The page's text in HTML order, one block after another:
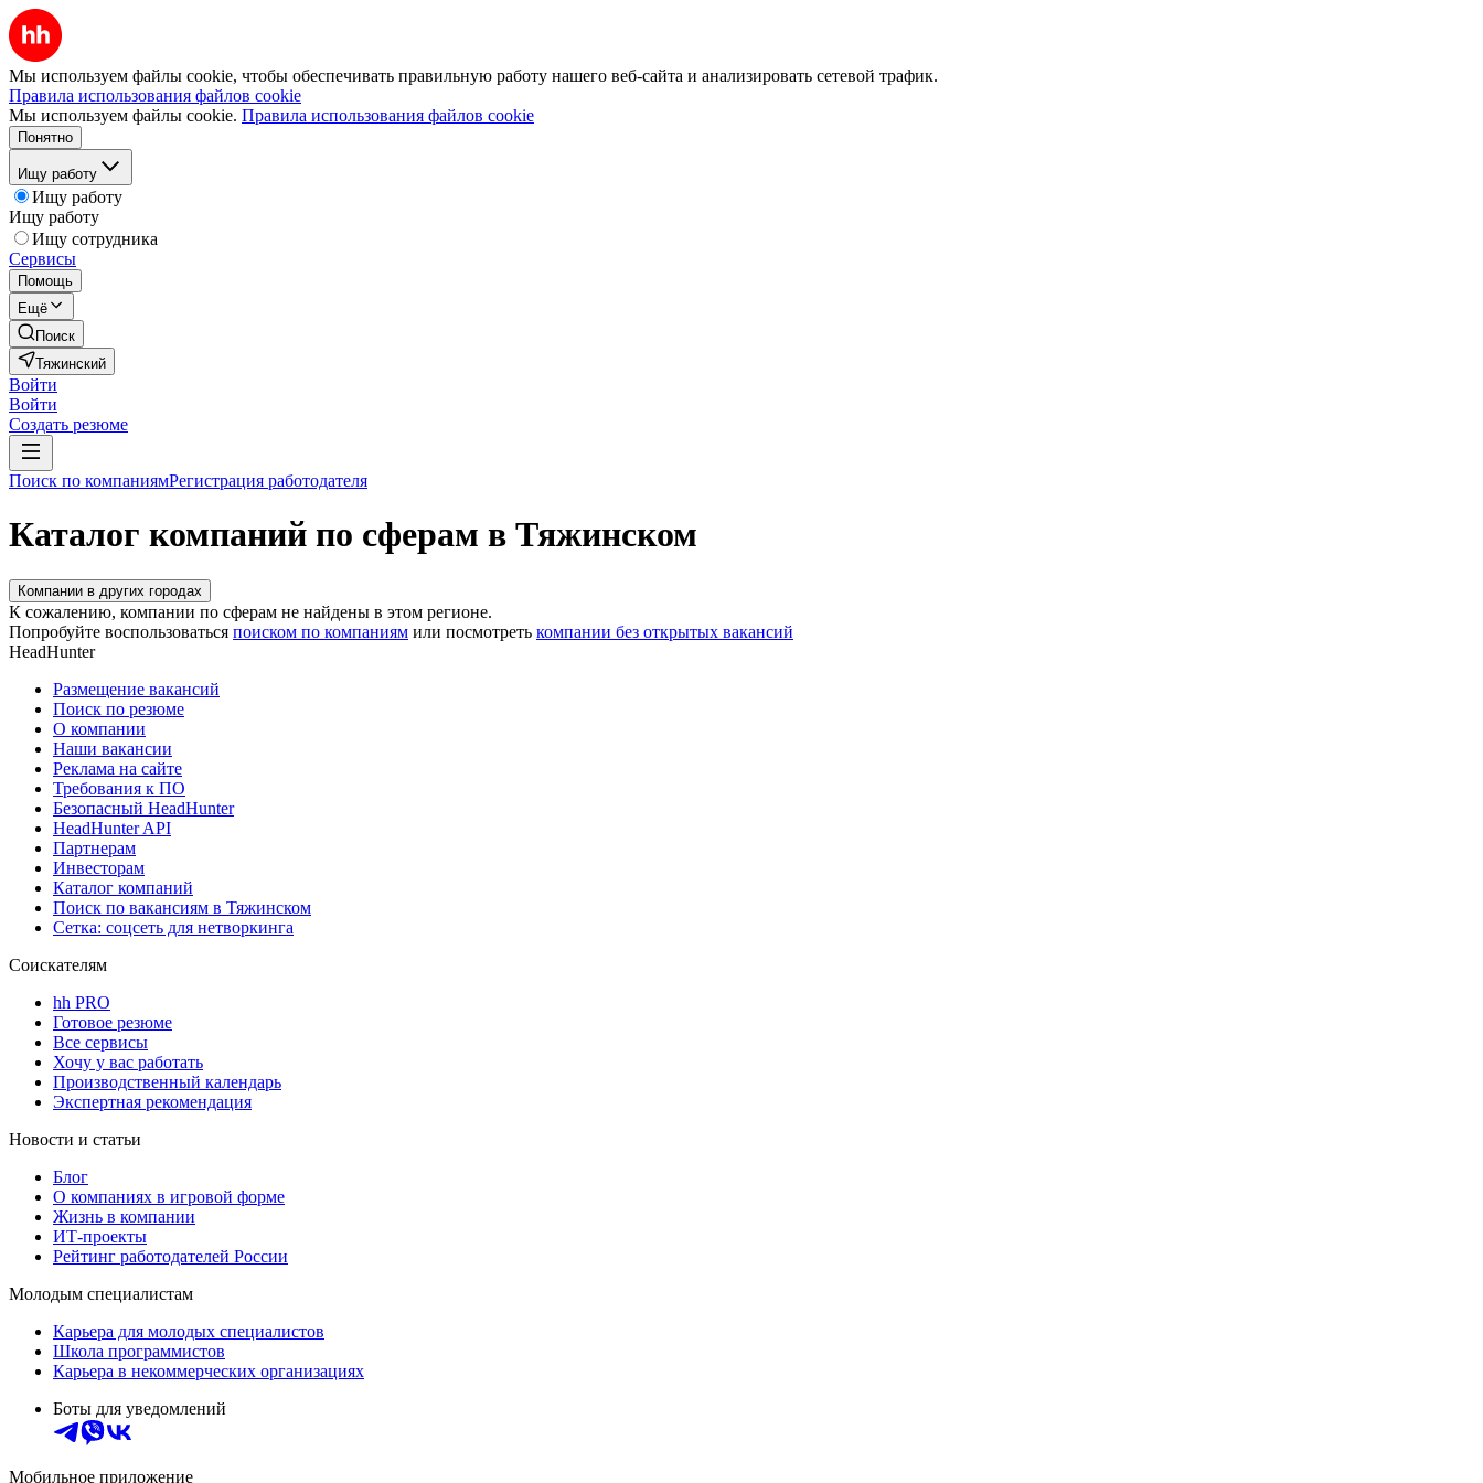
Мы используем файлы cookie, чтобы обеспечивать правильную работу нашего веб-сайта и анализировать сетевой трафик.
Правила использования файлов cookie
Мы используем файлы cookie. Правила использования файлов cookie
Понятно
Ищу работу
Ищу работу
Ищу работу
Ищу сотрудника
Сервисы
Помощь
Ещё
Поиск
Тяжинский
Войти
Войти
Создать резюме
Поиск по компаниямРегистрация работодателя
Каталог компаний по сферам в Тяжинском
Компании в других городах
К сожалению, компании по сферам не найдены в этом регионе.
Попробуйте воспользоваться поиском по компаниям или посмотреть компании без открытых вакансий
HeadHunter
Размещение вакансий
Поиск по резюме
О компании
Наши вакансии
Реклама на сайте
Требования к ПО
Безопасный HeadHunter
HeadHunter API
Партнерам
Инвесторам
Каталог компаний
Поиск по вакансиям в Тяжинском
Сетка: соцсеть для нетворкинга
Соискателям
hh PRO
Готовое резюме
Все сервисы
Хочу у вас работать
Производственный календарь
Экспертная рекомендация
Новости и статьи
Блог
О компаниях в игровой форме
Жизнь в компании
ИТ-проекты
Рейтинг работодателей России
Молодым специалистам
Карьера для молодых специалистов
Школа программистов
Карьера в некоммерческих организациях
Боты для уведомлений
Мобильное приложение